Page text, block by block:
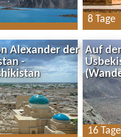
8 Tage
Alexander der
-
Auf
16 Tage